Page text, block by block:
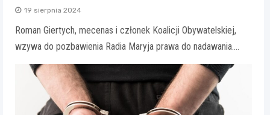
19 sierpnia 2024
Roman Giertych, mecenas i członek Koalicji Obywatelskiej,
wzywa do pozbawienia Radia Maryja prawa do nadawania.…